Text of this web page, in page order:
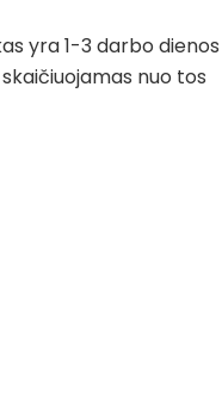
yra 1-3 darbo dienos
nuo tos